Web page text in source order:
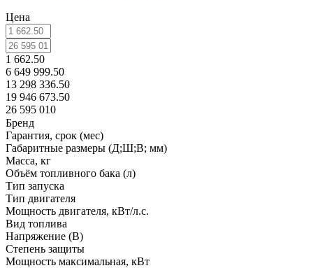
Цена
1 662.50
6 649 999.50
13 298 336.50
19 946 673.50
26 595 010
Бренд
Гарантия, срок (мес)
Габаритные размеры (Д;Ш;В; мм)
Масса, кг
Объём топливного бака (л)
Тип запуска
Тип двигателя
Мощность двигателя, кВт/л.с.
Вид топлива
Напряжение (В)
Степень защиты
Мощность максимальная, кВт